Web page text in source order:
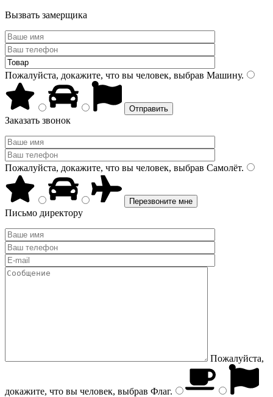
Вызвать замерщика
Пожалуйста, докажите, что вы человек, выбрав Машину.
Заказать звонок
Пожалуйста, докажите, что вы человек, выбрав Самолёт.
Письмо директору
Пожалуйста,
докажите, что вы человек, выбрав Флаг.